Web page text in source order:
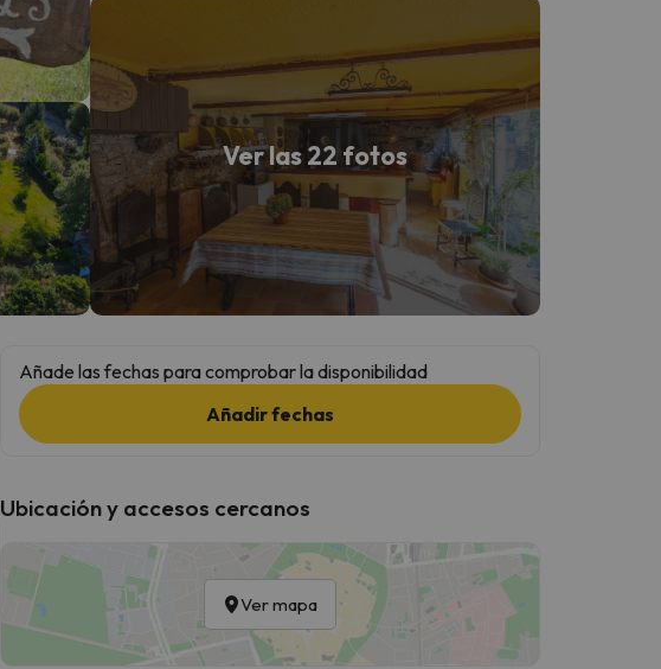
Ver las 22 fotos
Añade las fechas para comprobar la disponibilidad
Añadir fechas
Ubicación y accesos cercanos
Ver mapa